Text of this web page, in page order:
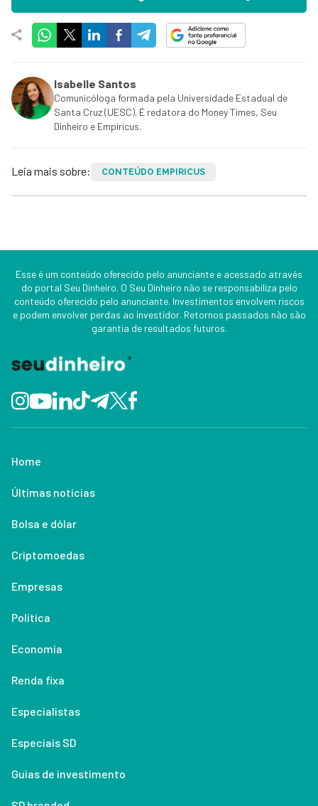
Isabelle Santos
Comunicóloga formada pela Universidade Estadual de
Santa Cruz (UESC). É redatora do Money Times, Seu
Dinheiro e Empiricus.
Leia mais sobre: CONTEÚDO EMPIRICUS
Esse é um conteúdo oferecido pelo anunciante e acessado através
do portal Seu Dinheiro. O Seu Dinheiro não se responsabiliza pelo
conteúdo oferecido pelo anunciante. Investimentos envolvem riscos
e podem envolver perdas ao investidor. Retornos passados não são
garantia de resultados futuros.
Home
Últimas notícias
Bolsa e dólar
Criptomoedas
Empresas
Política
Economia
Renda fixa
Especialistas
Especiais SD
Guias de investimento